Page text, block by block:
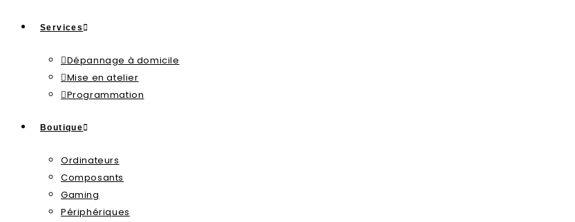
Services
Dépannage à domicile
Mise en atelier
Programmation
Boutique
Ordinateurs
Composants
Gaming
Périphériques